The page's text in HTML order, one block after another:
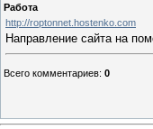
Работа
http://roptonnet.hostenko.com
Направление сайта на
Всего комментариев: 0